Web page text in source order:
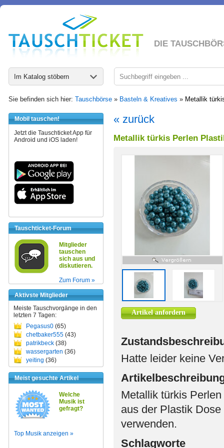
DIE
Im Katalog stöbern
Sie befinden sich hier: Tauschbörse » Basteln & Kreatives » Metallik
Mobil tauschen!
Jetzt die Tauschticket App für
Android und iOS laden!
Tauschticket-Forum
Mitglieder
tauschen
sich aus und
diskutieren.
Zum Forum »
Aktivste Mitglieder
Meiste Tauschvorgänge in den
letzten 7 Tagen:
Pegasus0 (65)
chetbaker555 (43)
patrikbeck (38)
wassergarten (36)
yeiting (36)
Meist gesuchte Artikel
Welche
Musik ist
gefragt?
Top Musik anzeigen »
« zurück
Metallik türkis Perlen
Artikel anfordern
Hatte leider keine
Metallik türkis
aus der Plastik
verwenden.
Schlagworte